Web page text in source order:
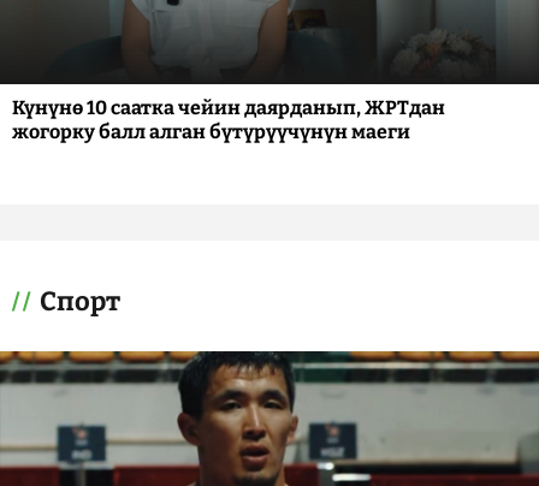
Күнүнө 10 саатка чейин даярданып, ЖРТдан
жогорку балл алган бүтүрүүчүнүн маеги
Спорт